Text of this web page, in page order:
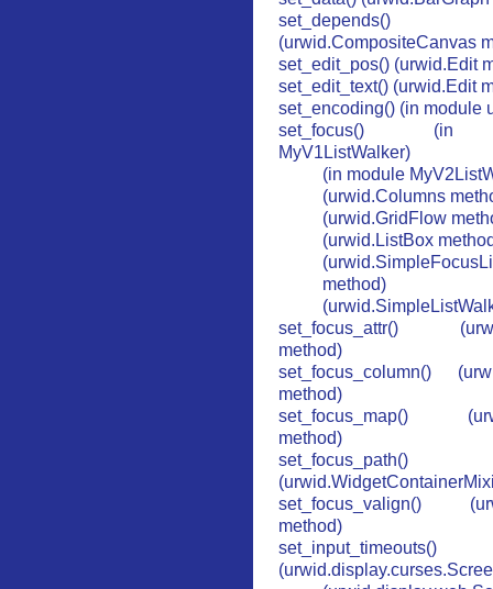
set_depends()
(urwid.CompositeCanvas
set_edit_pos() (urwid.Edit
set_edit_text() (urwid.Edit
set_encoding() (in module
set_focus() (in
MyV1ListWalker)
(in module
(urwid.Columns
(urwid.GridFlow
(urwid.ListBox
method)
set_focus_attr()
method)
set_focus_column()
method)
set_focus_map()
method)
set_focus_path()
set_focus_valign()
method)
set_input_timeouts()